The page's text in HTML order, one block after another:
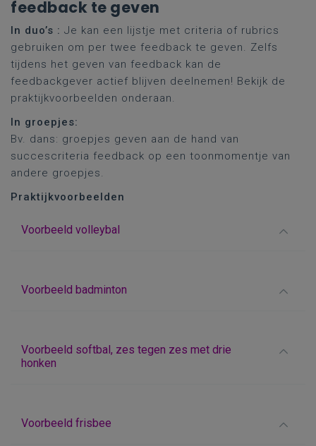
feedback te geven
In duo’s : Je kan een lijstje met criteria of rubrics
gebruiken om per twee feedback te geven. Zelfs
tijdens het geven van feedback kan de
feedbackgever actief blijven deelnemen! Bekijk de
praktijkvoorbeelden onderaan.
In groepjes:
Bv. dans: groepjes geven aan de hand van
succescriteria feedback op een toonmomentje van
andere groepjes.
Praktijkvoorbeelden
Voorbeeld volleybal
Voorbeeld badminton
Voorbeeld softbal, zes tegen zes met drie
honken
Voorbeeld frisbee